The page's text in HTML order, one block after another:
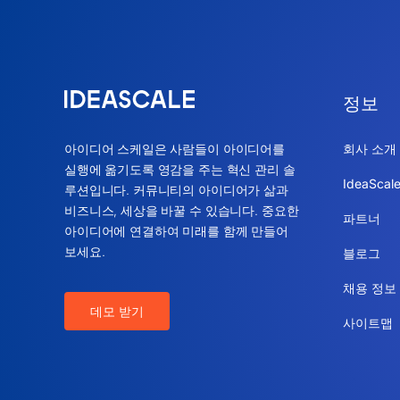
아이디어 스케일은 사람들이 아이디어를
실행에 옮기도록 영감을 주는 혁신 관리 솔
루션입니다. 커뮤니티의 아이디어가 삶과
비즈니스, 세상을 바꿀 수 있습니다. 중요한
아이디어에 연결하여 미래를 함께 만들어
보세요.
데모 받기
정보
회사 소개
파트너
블로그
채용 정보
사이트맵